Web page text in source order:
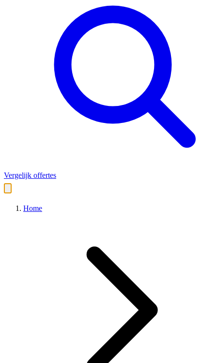
Vergelijk offertes
Home